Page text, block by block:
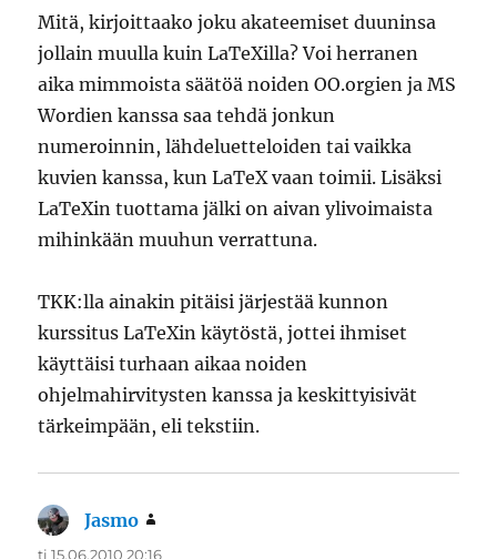
Mitä, kirjoittaako joku akateemiset duuninsa
jollain muulla kuin LaTeXilla? Voi herranen
aika mimmoista säätöä noiden OO.orgien ja MS
Wordien kanssa saa tehdä jonkun
numeroinnin, lähdeluetteloiden tai vaikka
kuvien kanssa, kun LaTeX vaan toimii. Lisäksi
LaTeXin tuottama jälki on aivan ylivoimaista
mihinkään muuhun verrattuna.
TKK:lla ainakin pitäisi järjestää kunnon
kurssitus LaTeXin käytöstä, jottei ihmiset
käyttäisi turhaan aikaa noiden
ohjelmahirvitysten kanssa ja keskittyisivät
tärkeimpään, eli tekstiin.
Jasmo
ti 15.06.2010 20:16